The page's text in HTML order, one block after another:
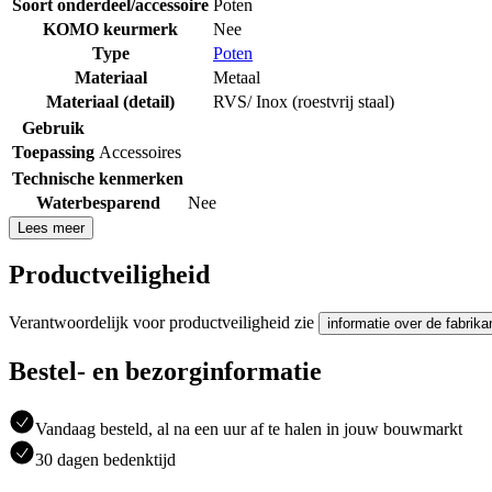
Soort onderdeel/accessoire Poten
KOMO keurmerk
Nee
Type
Poten
Materiaal
Metaal
Materiaal (detail)
RVS/ Inox (roestvrij staal)
Gebruik
Toepassing Accessoires
Technische kenmerken
Waterbesparend
Nee
Lees meer
Productveiligheid
Verantwoordelijk voor productveiligheid zie informatie over de
Bestel- en bezorginformatie
Vandaag besteld, al na een uur af te halen in jouw bouwmarkt
30 dagen bedenktijd